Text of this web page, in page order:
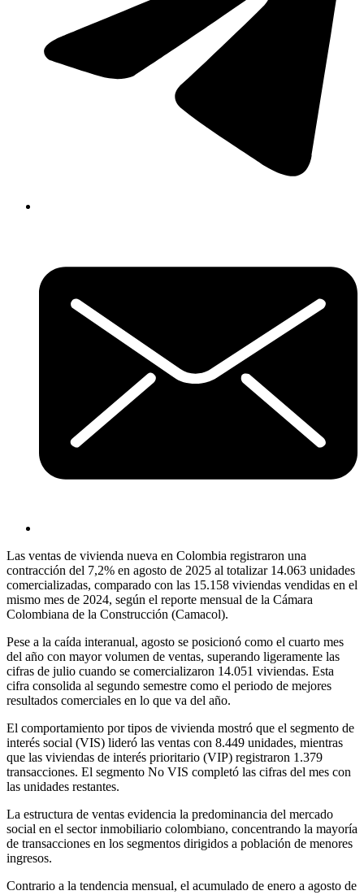
Las ventas de vivienda nueva en Colombia registraron una
contracción del 7,2% en agosto de 2025 al totalizar 14.063 unidades
comercializadas, comparado con las 15.158 viviendas vendidas en el
mismo mes de 2024, según el reporte mensual de la Cámara
Colombiana de la Construcción (Camacol).
Pese a la caída interanual, agosto se posicionó como el cuarto mes
del año con mayor volumen de ventas, superando ligeramente las
cifras de julio cuando se comercializaron 14.051 viviendas. Esta
cifra consolida al segundo semestre como el periodo de mejores
resultados comerciales en lo que va del año.
El comportamiento por tipos de vivienda mostró que el segmento de
interés social (VIS) lideró las ventas con 8.449 unidades, mientras
que las viviendas de interés prioritario (VIP) registraron 1.379
transacciones. El segmento No VIS completó las cifras del mes con
las unidades restantes.
La estructura de ventas evidencia la predominancia del mercado
social en el sector inmobiliario colombiano, concentrando la mayoría
de transacciones en los segmentos dirigidos a población de menores
ingresos.
Contrario a la tendencia mensual, el acumulado de enero a agosto de